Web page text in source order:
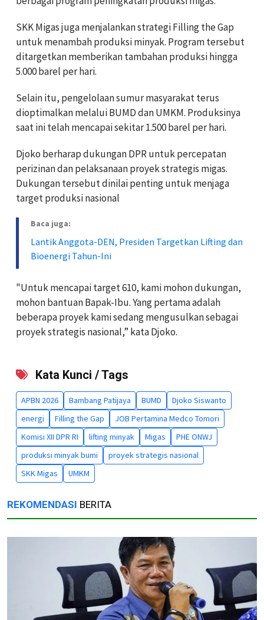
SKK Migas juga menjalankan strategi Filling the Gap
untuk menambah produksi minyak. Program tersebut
ditargetkan memberikan tambahan produksi hingga
5.000 barel per hari.
Selain itu, pengelolaan sumur masyarakat terus
dioptimalkan melalui BUMD dan UMKM. Produksinya
saat ini telah mencapai sekitar 1.500 barel per hari.
Djoko berharap dukungan DPR untuk percepatan
perizinan dan pelaksanaan proyek strategis migas.
Dukungan tersebut dinilai penting untuk menjaga
target produksi nasional
Baca juga:
Lantik Anggota-DEN, Presiden Targetkan Lifting dan
Bioenergi Tahun-Ini
"Untuk mencapai target 610, kami mohon dukungan,
mohon bantuan Bapak-Ibu. Yang pertama adalah
beberapa proyek kami sedang mengusulkan sebagai
proyek strategis nasional,” kata Djoko.
Kata Kunci / Tags
APBN 2026 Bambang Patijaya BUMD
Djoko Siswanto
energi
Filling the Gap
JOB Pertamina Medco Tomori
Komisi XII DPR RI
lifting minyak Migas
PHE ONWJ
produksi minyak bumi
proyek strategis nasional
SKK Migas
UMKM
REKOMENDASI BERITA